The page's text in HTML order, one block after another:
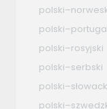
polski–rosyjski
polski–serbski